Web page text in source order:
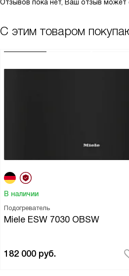
Отзывов пока нет, Ваш отзыв может
С этим товаром
В наличии
Подогреватель
Miele ESW 7030 OBSW
182 000 руб.